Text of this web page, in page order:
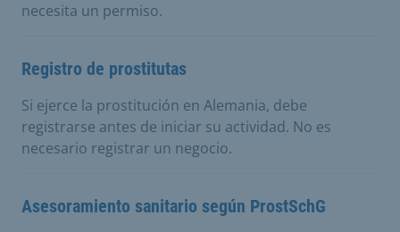
necesita un permiso.
Registro de prostitutas
Si ejerce la prostitución en Alemania, debe
registrarse antes de iniciar su actividad. No es
necesario registrar un negocio.
Asesoramiento sanitario según ProstSchG